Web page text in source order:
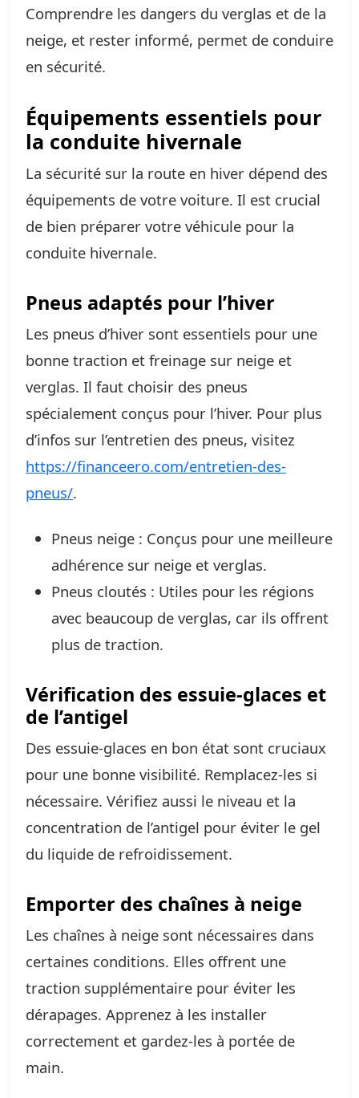
Comprendre les dangers du verglas et de la
neige, et rester informé, permet de conduire
en sécurité.
Équipements essentiels pour
la conduite hivernale
La sécurité sur la route en hiver dépend des
équipements de votre voiture. Il est crucial
de bien préparer votre véhicule pour la
conduite hivernale.
Pneus adaptés pour l’hiver
Les pneus d’hiver sont essentiels pour une
bonne traction et freinage sur neige et
verglas. Il faut choisir des pneus
spécialement conçus pour l’hiver. Pour plus
d’infos sur l’entretien des pneus, visitez
https://financeero.com/entretien-des-
pneus/.
Pneus neige : Conçus pour une meilleure
adhérence sur neige et verglas.
Pneus cloutés : Utiles pour les régions
avec beaucoup de verglas, car ils offrent
plus de traction.
Vérification des essuie-glaces et
de l’antigel
Des essuie-glaces en bon état sont cruciaux
pour une bonne visibilité. Remplacez-les si
nécessaire. Vérifiez aussi le niveau et la
concentration de l’antigel pour éviter le gel
du liquide de refroidissement.
Emporter des chaînes à neige
Les chaînes à neige sont nécessaires dans
certaines conditions. Elles offrent une
traction supplémentaire pour éviter les
dérapages. Apprenez à les installer
correctement et gardez-les à portée de
main.